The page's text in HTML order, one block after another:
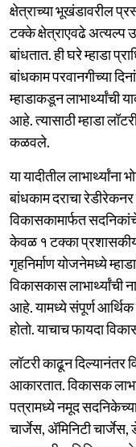
क्षेत्राच्या भूखंडावरील
टक्के क्षेत्राएवढे अत्यल्प
बांधतात. ही घरे म्हाडा
बांधकाम परवानगीच्या
म्हाडाकडून
आहे. त्यासाठी म्हाडा
कळवले.
या यादीतील लाभार्थ्यांना
बांधकाम दराचा
विकासकामार्फत
केवळ १ टक्का प्रशासकीय
गृहनिर्माण योजनेमध्ये
विकासकास लाभार्थ्यांची
आहे. यामध्ये संपूर्ण आर्थिक
होतो. याचाच फायदा
लॉटरी काढून दिल्यानंतर
आकारतात. विकासक
पत्रामध्ये नमूद
चार्जेस, ॲमिनिटी